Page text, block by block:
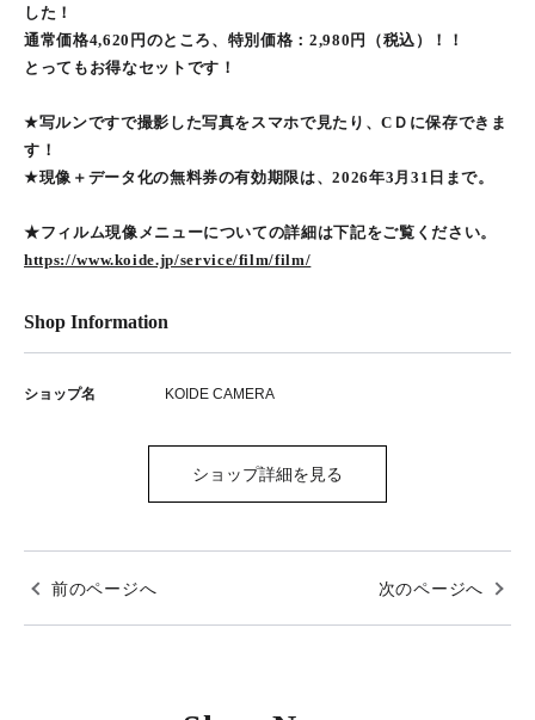
した！
通常価格4,620円のところ、特別価格：2,980円（税込）！！
とってもお得なセットです！
★写ルンですで撮影した写真をスマホで見たり、CＤに保存できま
す！
★現像＋データ化の無料券の有効期限は、2026年3月31日まで。
★フィルム現像メニューについての詳細は下記をご覧ください。
https://www.koide.jp/service/film/film/
Shop Information
ショップ名 KOIDE CAMERA
ショップ詳細を見る
前のページへ 次のページへ